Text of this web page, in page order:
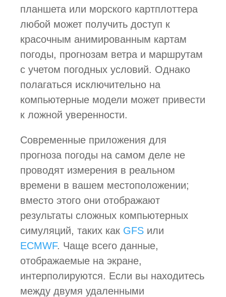
планшета или морского картплоттера
любой может получить доступ к
красочным анимированным картам
погоды, прогнозам ветра и маршрутам
с учетом погодных условий. Однако
полагаться исключительно на
компьютерные модели может привести
к ложной уверенности.
Современные приложения для
прогноза погоды на самом деле не
проводят измерения в реальном
времени в вашем местоположении;
вместо этого они отображают
результаты сложных компьютерных
симуляций, таких как GFS или
ECMWF. Чаще всего данные,
отображаемые на экране,
интерполируются. Если вы находитесь
между двумя удаленными